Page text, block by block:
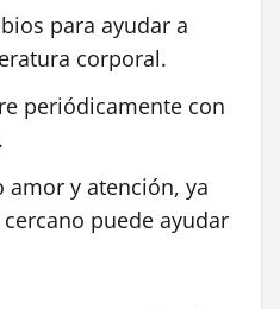
para ayudar a
corporal.
periódicamente con
amor y atención, ya
puede ayudar